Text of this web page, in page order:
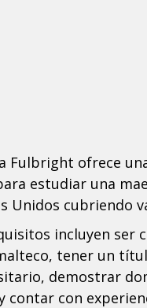
Fulbright ofrece
estudiar una
Unidos cubriendo
incluyen ser
tener un
demostrar
contar con